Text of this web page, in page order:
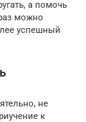
а помочь
можно
успешный
не
к